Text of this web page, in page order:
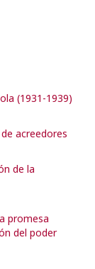
(1931-1939)
acreedores
de la
promesa
del poder